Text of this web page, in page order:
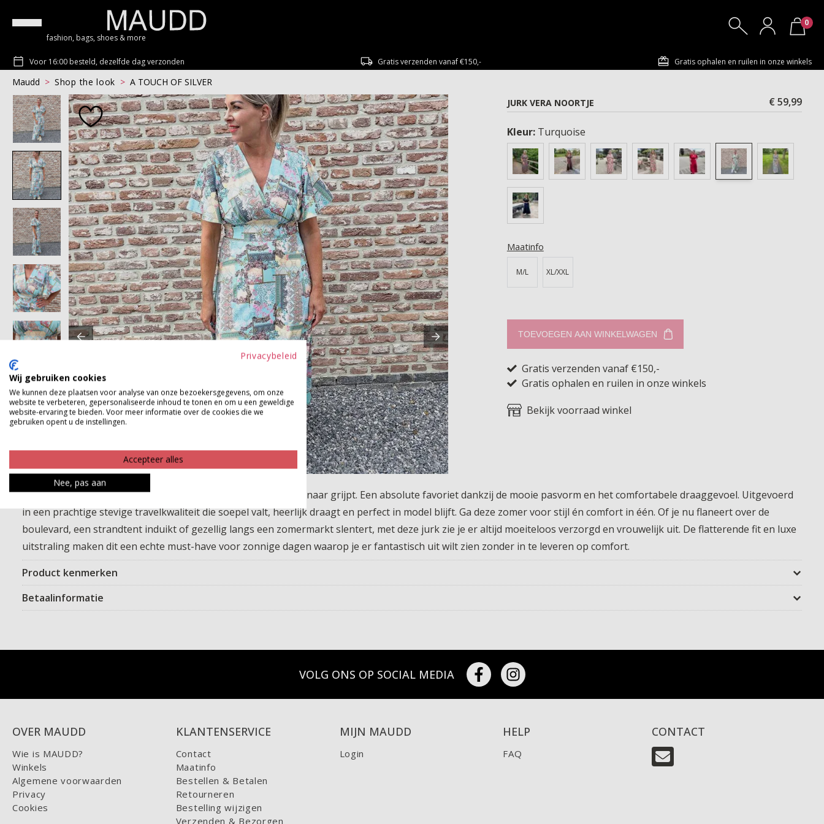
fashion, bags, shoes & more
0
Voor 16:00 besteld, dezelfde dag verzonden Gratis verzenden vanaf €150,- Gratis ophalen en ruilen in onze winkels
Maudd Shop the look
A TOUCH OF SILVER
JURK VERA NOORTJE
€ 59,99
Kleur: Turquoise
Maatinfo
M/L XL/XXL
TOEVOEGEN AAN WINKELWAGEN
Gratis verzenden vanaf €150,-
Gratis ophalen en ruilen in onze winkels
Bekijk voorraad winkel
Deze geweldige jurk is echt zo een model waar je steeds weer naar grijpt. Een absolute favoriet dankzij de mooie pasvorm en het comfortabele draaggevoel. Uitgevoerd
in een prachtige stevige travelkwaliteit die soepel valt, heerlijk draagt en perfect in model blijft. Ga deze zomer voor stijl én comfort in één. Of je nu flaneert over de
boulevard, een strandtent induikt of gezellig langs een zomermarkt slentert, met deze jurk zie je er altijd moeiteloos verzorgd en vrouwelijk uit. De flatterende fit en luxe
uitstraling maken dit een echte must-have voor zonnige dagen waarop je er fantastisch uit wilt zien zonder in te leveren op comfort.
Product kenmerken
Betaalinformatie
VOLG ONS OP SOCIAL MEDIA
OVER MAUDD
Wie is MAUDD?
Winkels
Algemene voorwaarden
Privacy
Cookies
KLANTENSERVICE
Contact
Maatinfo
Bestellen & Betalen
Retourneren
Bestelling wijzigen
Verzenden & Bezorgen
MIJN MAUDD
Login
HELP
FAQ
CONTACT
Privacybeleid
Wij gebruiken cookies
We kunnen deze plaatsen voor analyse van onze bezoekersgegevens, om onze
website te verbeteren, gepersonaliseerde inhoud te tonen en om u een geweldige
website-ervaring te bieden. Voor meer informatie over de cookies die we
gebruiken opent u de instellingen.
Accepteer alles
Nee, pas aan